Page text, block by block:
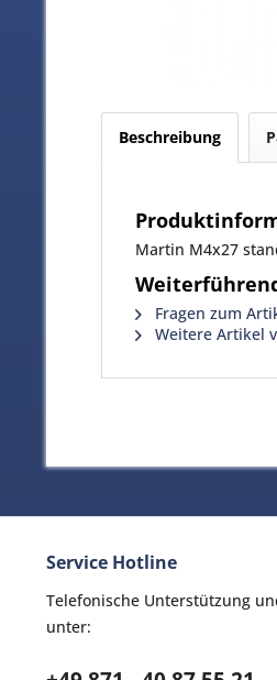
Beschreibung
Martin M4x27
Fragen zum
Weitere Artikel
Service Hotline
Telefonische Unterstützung
unter: